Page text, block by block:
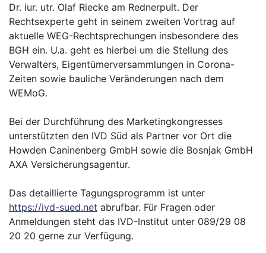
Dr. iur. utr. Olaf Riecke am Rednerpult. Der
Rechtsexperte geht in seinem zweiten Vortrag auf
aktuelle WEG-Rechtsprechungen insbesondere des
BGH ein. U.a. geht es hierbei um die Stellung des
Verwalters, Eigentümerversammlungen in Corona-
Zeiten sowie bauliche Veränderungen nach dem
WEMoG.
Bei der Durchführung des Marketingkongresses
unterstützten den IVD Süd als Partner vor Ort die
Howden Caninenberg GmbH sowie die Bosnjak GmbH
AXA Versicherungsagentur.
Das detaillierte Tagungsprogramm ist unter
https://ivd-sued.net abrufbar. Für Fragen oder
Anmeldungen steht das IVD-Institut unter 089/29 08
20 20 gerne zur Verfügung.